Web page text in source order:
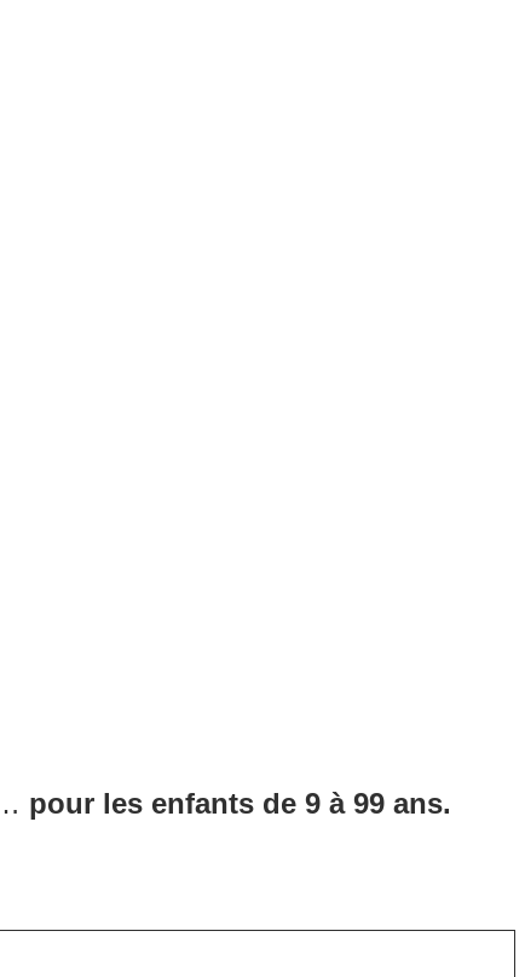
pour les enfants de 9 à 99 ans.